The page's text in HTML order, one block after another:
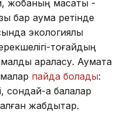
жобаның мақсаты -
бар аумақ ретінде
экологиялық
тоғайдың
араласу. Аумақта
пайда болады:
сондай-ақ балалар
жабдықтар.